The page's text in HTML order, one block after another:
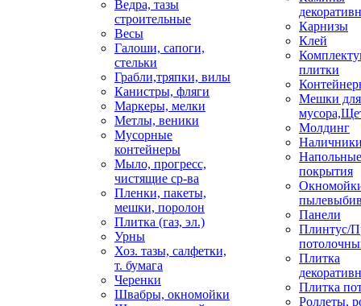
Ведра, тазы
строительные
Весы
Галоши, сапоги,
стельки
Грабли,тряпки, вилы
Канистры, фляги
Маркеры, мелки
Метлы, веники
Мусорные
контейнеры
Мыло, прогресс,
чистящие ср-ва
Пленки, пакеты,
мешки, поролон
Плитка (газ, эл.)
Урны
Хоз. тазы, салфетки,
т. бумага
Черенки
Швабры, окномойки
Карнизы
Клей
плитки
Мешки для
Молдинг
Напольные
покрытия
Панели
Плинтус/
Плитка
Плитка
Роллеты,